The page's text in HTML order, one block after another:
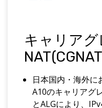
キャリアグ
日本国内・海外に
A10のキャリアグ
とALGにより、